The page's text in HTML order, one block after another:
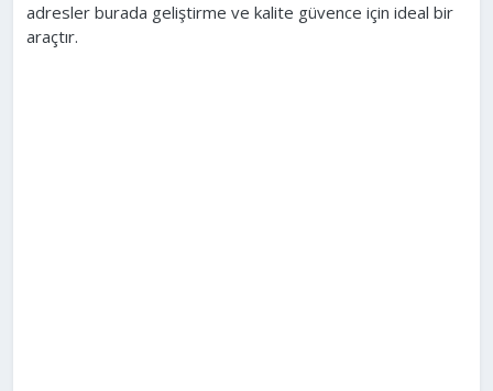
adresler burada geliştirme ve kalite güvence için ideal bir
araçtır.